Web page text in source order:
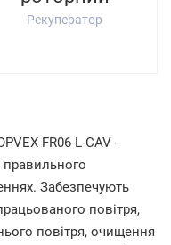
Рекуператор
FR06-L-CAV -
Забезпечують
повітря,
повітря, очищення